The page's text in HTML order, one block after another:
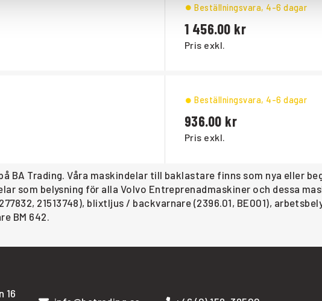
Pris exkl.
1 456.00
Beställningsvara, 4-6 dagar
Pris exkl.
936.00
Beställningsvara, 4-6 dagar
BA Trading. Våra maskindelar till baklastare finns som nya eller
som belysning för alla Volvo Entreprenadmaskiner och dessa
21513748), blixtljus / backvarnare (2396.01, BE001),
BM 642.
16